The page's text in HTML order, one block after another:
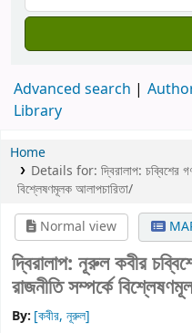
Advanced search
Library
Home
Details for: দ্বিরালাপ: চব্বিশের
বিশ্লেষণমূলক আলাপচারিতা/
Normal view
দ্বিরালাপ: নূরুল কবীর
রাজনীতি সম্পর্কে
By: [কবীর, নূরুল]